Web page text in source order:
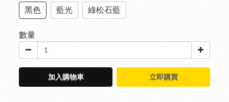
黑色 藍光 綠松石藍
數量
加入購物車 立即購買